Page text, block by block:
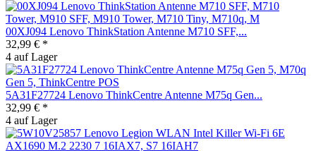
00XJ094 Lenovo ThinkStation Antenne M710 SFF,...
32,99 € *
4 auf Lager
5A31F27724 Lenovo ThinkCentre Antenne M75q Gen...
32,99 € *
4 auf Lager